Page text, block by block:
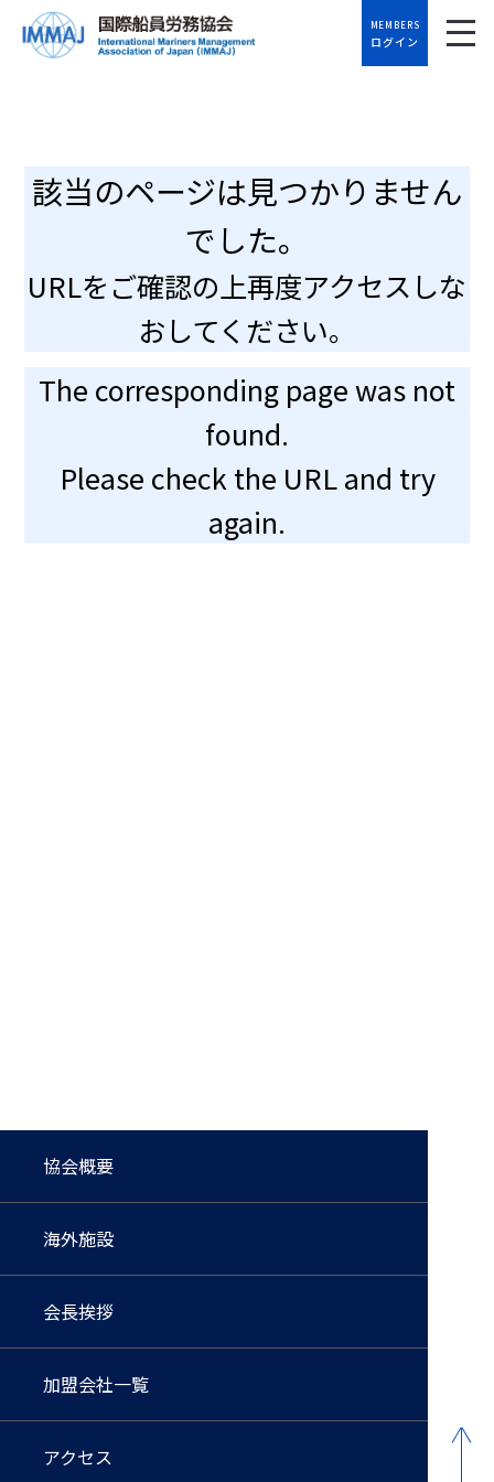
MEMBERS
ログイン
該当のページは見つかりません
でした。
URLをご確認の上再度アクセスしな
おしてください。
The corresponding page was not
found.
Please check the URL and try
again.
協会概要
海外施設
会長挨拶
加盟会社一覧
アクセス